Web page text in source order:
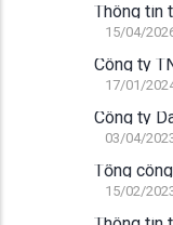
Thông tin
15/04/
Công ty
17/01/
Công ty
03/04/
Tổng
15/02/